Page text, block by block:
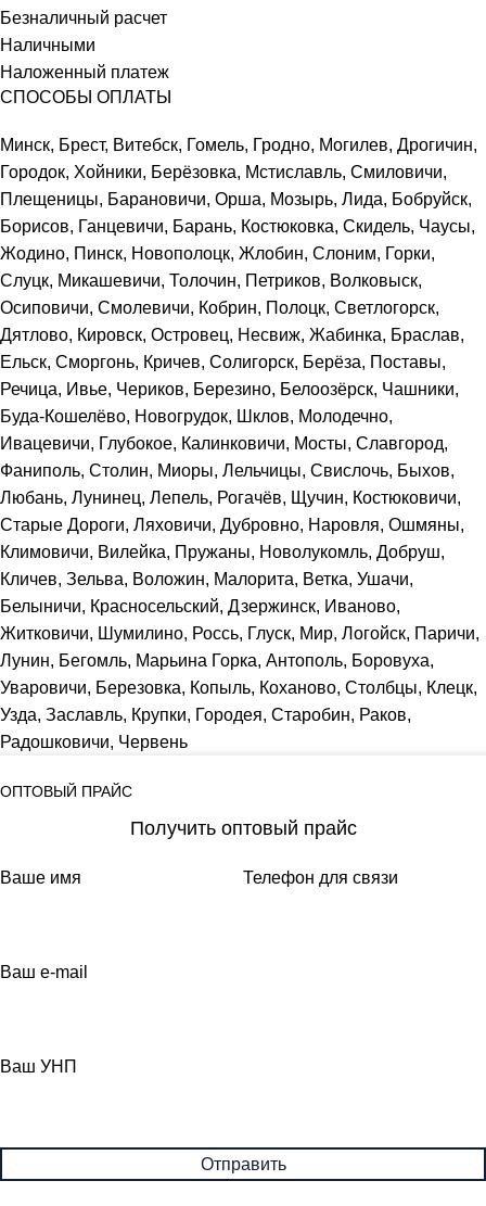
Безналичный расчет
Наличными
Наложенный платеж
СПОСОБЫ ОПЛАТЫ
Минск, Брест, Витебск, Гомель, Гродно, Могилев, Дрогичин,
Городок, Хойники, Берёзовка, Мстиславль, Смиловичи,
Плещеницы, Барановичи, Орша, Мозырь, Лида, Бобруйск,
Борисов, Ганцевичи, Барань, Костюковка, Скидель, Чаусы,
Жодино, Пинск, Новополоцк, Жлобин, Слоним, Горки,
Слуцк, Микашевичи, Толочин, Петриков, Волковыск,
Осиповичи, Смолевичи, Кобрин, Полоцк, Светлогорск,
Дятлово, Кировск, Островец, Несвиж, Жабинка, Браслав,
Ельск, Сморгонь, Кричев, Солигорск, Берёза, Поставы,
Речица, Ивье, Чериков, Березино, Белоозёрск, Чашники,
Буда-Кошелёво, Новогрудок, Шклов, Молодечно,
Ивацевичи, Глубокое, Калинковичи, Мосты, Славгород,
Фаниполь, Столин, Миоры, Лельчицы, Свислочь, Быхов,
Любань, Лунинец, Лепель, Рогачёв, Щучин, Костюковичи,
Старые Дороги, Ляховичи, Дубровно, Наровля, Ошмяны,
Климовичи, Вилейка, Пружаны, Новолукомль, Добруш,
Кличев, Зельва, Воложин, Малорита, Ветка, Ушачи,
Белыничи, Красносельский, Дзержинск, Иваново,
Житковичи, Шумилино, Россь, Глуск, Мир, Логойск, Паричи,
Лунин, Бегомль, Марьина Горка, Антополь, Боровуха,
Уваровичи, Березовка, Копыль, Коханово, Столбцы, Клецк,
Узда, Заславль, Крупки, Городея, Старобин, Раков,
Радошковичи, Червень
ОПТОВЫЙ ПРАЙС
Получить оптовый прайс
Ваше имя Телефон для связи
Ваш e-mail
Ваш УНП